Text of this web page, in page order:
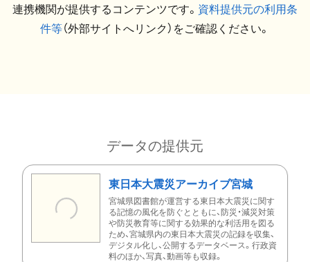
連携機関が提供するコンテンツです。 資料提供元の利用条
件等（外部サイトへリンク）をご確認ください。
データの提供元
東日本大震災アーカイブ宮城
宮城県図書館が運営する東日本大震災に関す
る記憶の風化を防ぐとともに、防災・減災対策
や防災教育等に関する効果的な利活用を図る
ため、宮城県内の東日本大震災の記録を収集、
デジタル化し、公開するデータベース。行政資
料のほか、写真、動画等も収録。